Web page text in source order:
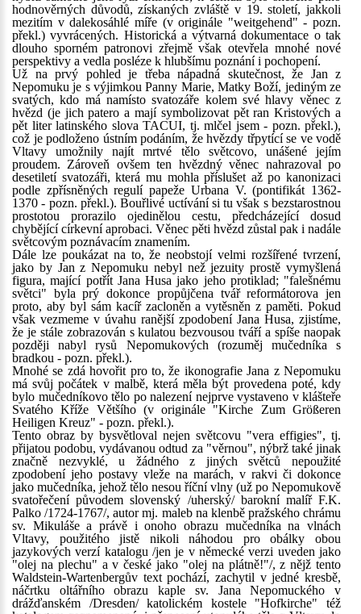
hodnověrných důvodů, získaných zvláště v 19. století, jakkoli
mezitím v dalekosáhlé míře (v originále "weitgehend" - pozn.
překl.) vyvrácených. Historická a výtvarná dokumentace o tak
dlouho sporném patronovi zřejmě však otevřela mnohé nové
perspektivy a vedla posléze k hlubšímu poznání i pochopení.
Už na prvý pohled je třeba nápadná skutečnost, že Jan z
Nepomuku je s výjimkou Panny Marie, Matky Boží, jediným ze
svatých, kdo má namísto svatozáře kolem své hlavy věnec z
hvězd (je jich patero a mají symbolizovat pět ran Kristových a
pět liter latinského slova TACUI, tj. mlčel jsem - pozn. překl.),
což je podloženo ústním podáním, že hvězdy třpytící se ve vodě
Vltavy umožnily najít mrtvé tělo světcovo, unášené jejím
proudem. Zároveň ovšem ten hvězdný věnec nahrazoval po
desetiletí svatozáři, která mu mohla příslušet až po kanonizaci
podle zpřísněných regulí papeže Urbana V. (pontifikát 1362-
1370 - pozn. překl.). Bouřlivé uctívání si tu však s bezstarostnou
prostotou prorazilo ojedinělou cestu, předcházející dosud
chybějící církevní aprobaci. Věnec pěti hvězd zůstal pak i nadále
světcovým poznávacím znamením.
Dále lze poukázat na to, že neobstojí velmi rozšířené tvrzení,
jako by Jan z Nepomuku nebyl než jezuity prostě vymyšlená
figura, mající potřít Jana Husa jako jeho protiklad; "falešnému
světci" byla prý dokonce propůjčena tvář reformátorova jen
proto, aby byl sám kacíř zacloněn a vytěsněn z paměti. Pokud
však vezmeme v úvahu ranější zpodobení Jana Husa, zjistíme,
že je stále zobrazován s kulatou bezvousou tváří a spíše naopak
později nabyl rysů Nepomukových (rozuměj mučedníka s
bradkou - pozn. překl.).
Mnohé se zdá hovořit pro to, že ikonografie Jana z Nepomuku
má svůj počátek v malbě, která měla být provedena poté, kdy
bylo mučedníkovo tělo po nalezení nejprve vystaveno v klášteře
Svatého Kříže Většího (v originále "Kirche Zum Größeren
Heiligen Kreuz" - pozn. překl.).
Tento obraz by bysvětloval nejen světcovu "vera effigies", tj.
přijatou podobu, vydávanou odtud za "věrnou", nýbrž také jinak
značně nezvyklé, u žádného z jiných světců nepoužité
zpodobení jeho postavy vleže na marách, v rakvi či dokonce
jako mučedníka, jehož tělo nesou říční vlny (už po Nepomukově
svatořečení původem slovenský /uherský/ barokní malíř F.K.
Palko /1724-1767/, autor mj. maleb na klenbě pražského chrámu
sv. Mikuláše a právě i onoho obrazu mučedníka na vlnách
Vltavy, použitého jistě nikoli náhodou pro obálky obou
jazykových verzí katalogu /jen je v německé verzi uveden jako
"olej na plechu" a v české jako "olej na plátně!"/, z nějž tento
Waldstein-Wartenbergův text pochází, zachytil v jedné kresbě,
náčrtku oltářního obrazu kaple sv. Jana Nepomuckého v
drážďanském /Dresden/ katolickém kostele "Hofkirche" též